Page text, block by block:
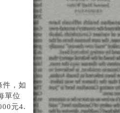
件，如
單位
元4.